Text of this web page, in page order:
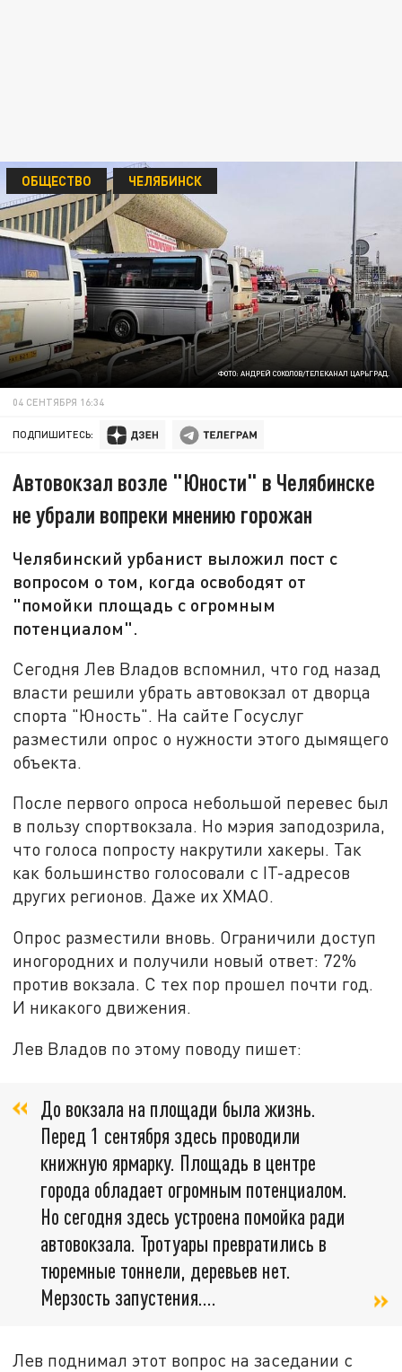
ФОТО: АНДРЕЙ СОКОЛОВ/ТЕЛЕКАНАЛ ЦАРЬГРАД.
ОБЩЕСТВО ЧЕЛЯБИНСК
04 СЕНТЯБРЯ 16:34
ПОДПИШИТЕСЬ:
Автовокзал возле "Юности" в Челябинске
не убрали вопреки мнению горожан
Челябинский урбанист выложил пост с
вопросом о том, когда освободят от
"помойки площадь с огромным
потенциалом".
Сегодня Лев Владов вспомнил, что год назад
власти решили убрать автовокзал от дворца
спорта "Юность". На сайте Госуслуг
разместили опрос о нужности этого дымящего
объекта.
После первого опроса небольшой перевес был
в пользу спортвокзала. Но мэрия заподозрила,
что голоса попросту накрутили хакеры. Так
как большинство голосовали с IT-адресов
других регионов. Даже их ХМАО.
Опрос разместили вновь. Ограничили доступ
иногородних и получили новый ответ: 72%
против вокзала. С тех пор прошел почти год.
И никакого движения.
Лев Владов по этому поводу пишет:
До вокзала на площади была жизнь.
Перед 1 сентября здесь проводили
книжную ярмарку. Площадь в центре
города обладает огромным потенциалом.
Но сегодня здесь устроена помойка ради
автовокзала. Тротуары превратились в
тюремные тоннели, деревьев нет.
Мерзость запустения....
Лев поднимал этот вопрос на заседании с